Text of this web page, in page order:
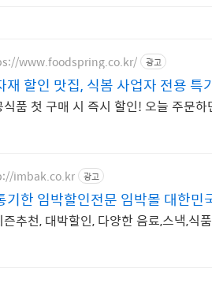
www.foodspring.co.kr/ 광고
재 할인 맛집, 식봄 사업자 전용 특
식품 첫 구매 시 즉시 할인! 오늘 주문
imbak.co.kr 광고
기한 임박할인전문 임박몰 대한민
즌추천, 대박할인, 다양한 음료,스낵,식